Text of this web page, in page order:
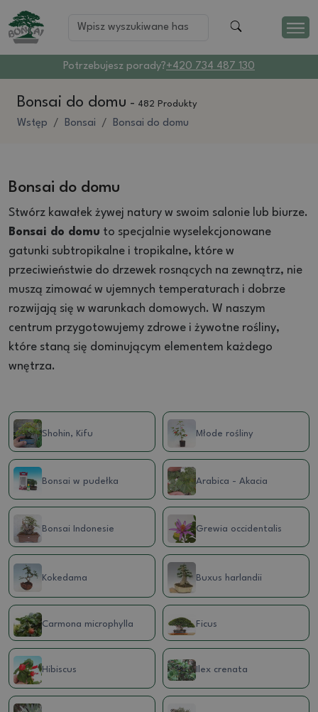
Potrzebujesz porady?+420 734 487 130
Bonsai do domu - 482 Produkty
Wstęp Bonsai Bonsai do domu
Bonsai do domu
Stwórz kawałek żywej natury w swoim salonie lub biurze.
Bonsai do domu to specjalnie wyselekcjonowane
gatunki subtropikalne i tropikalne, które w
przeciwieństwie do drzewek rosnących na zewnątrz, nie
muszą zimować w ujemnych temperaturach i dobrze
rozwijają się w warunkach domowych. W naszym
centrum przygotowujemy zdrowe i żywotne rośliny,
które staną się dominującym elementem każdego
wnętrza.
Shohin, Kifu Młode rośliny
Bonsai w pudełka Arabica - Akacia
Bonsai Indonesie Grewia occidentalis
Kokedama Buxus harlandii
Carmona microphylla Ficus
Hibiscus Ilex crenata